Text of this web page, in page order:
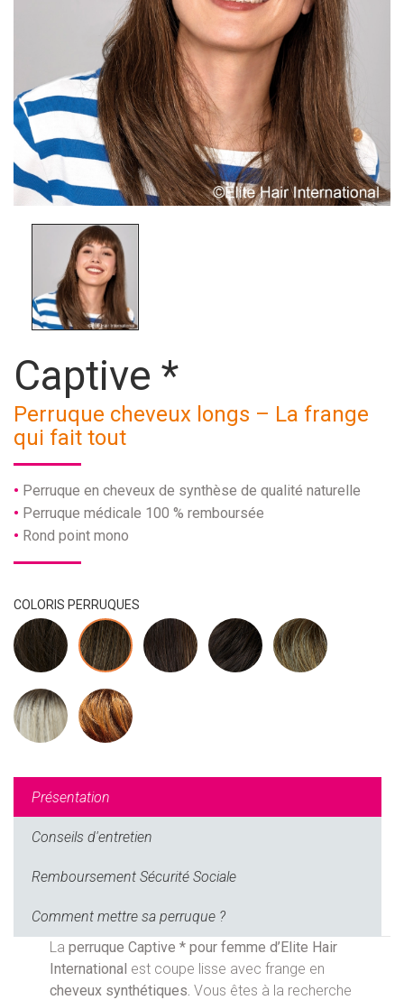
Captive *
Perruque cheveux longs – La frange
qui fait tout
Perruque en cheveux de synthèse de qualité naturelle
Perruque médicale 100 % remboursée
Rond point mono
COLORIS PERRUQUES
Présentation
Conseils d'entretien
Remboursement Sécurité Sociale
Comment mettre sa perruque ?
La perruque Captive * pour femme d’Elite Hair
International est coupe lisse avec frange en
cheveux synthétiques. Vous êtes à la recherche